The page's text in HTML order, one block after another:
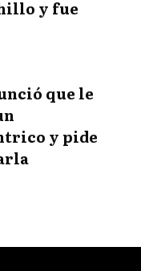
y fue
que le
y pide